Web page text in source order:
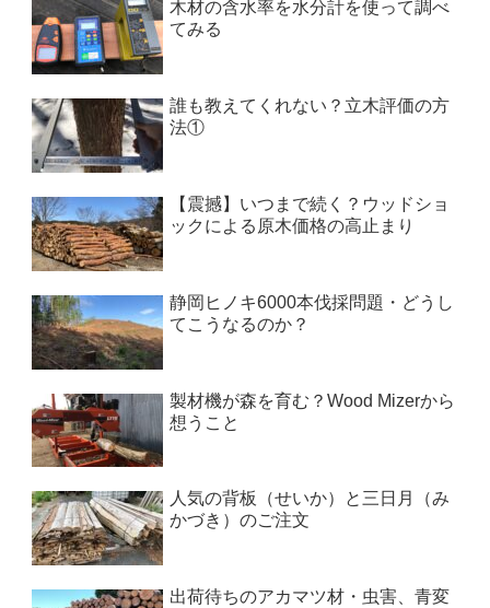
木材の含水率を水分計を使って調べ
てみる
誰も教えてくれない？立木評価の方
法①
【震撼】いつまで続く？ウッドショ
ックによる原木価格の高止まり
静岡ヒノキ6000本伐採問題・どうし
てこうなるのか？
製材機が森を育む？Wood Mizerから
想うこと
人気の背板（せいか）と三日月（み
かづき）のご注文
出荷待ちのアカマツ材・虫害、青変